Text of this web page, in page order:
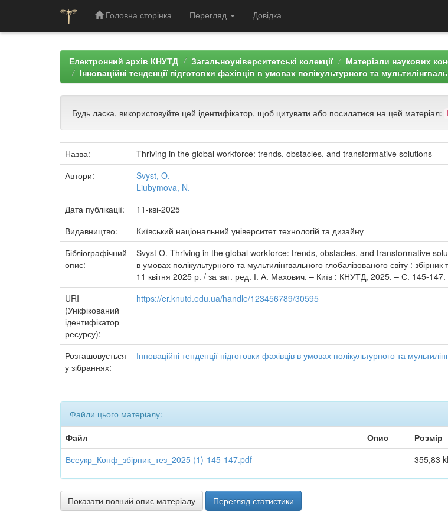
Головна сторінка Перегляд Довідка
Електронний архів КНУТД Загальноуніверситетські колекції Матеріали наукових
Інноваційні тенденції підготовки фахівців в умовах полікультурного та
Будь ласка, використовуйте цей ідентифікатор, щоб цитувати або посилатися на цей матеріал:
Назва:
Thriving in the global workforce: trends, obstacles, and transformative solutions
Автори:
Svyst, O.
Liubymova, N.
Дата публікації:
11-кві-2025
Видавництво:
Київський національний університет технологій та дизайну
Бібліографічний
опис:
Svyst O. Thriving in the global workforce: trends, obstacles, and transformative
в умовах полікультурного та мультилінгвального глобалізованого світу :
11 квітня 2025 р. / за заг. ред. І. А. Махович. – Київ : КНУТД, 2025. – С. 145-147.
URI
(Уніфікований
ідентифікатор
ресурсу):
https://er.knutd.edu.ua/handle/123456789/30595
Розташовується
у зібраннях:
Інноваційні тенденції підготовки фахівців в умовах полікультурного та
Файли цього матеріалу:
Файл
Опис Розмір
Всеукр_Конф_збірник_тез_2025 (1)-145-147.pdf
355,83
Показати повний опис матеріалу Перегляд статистики